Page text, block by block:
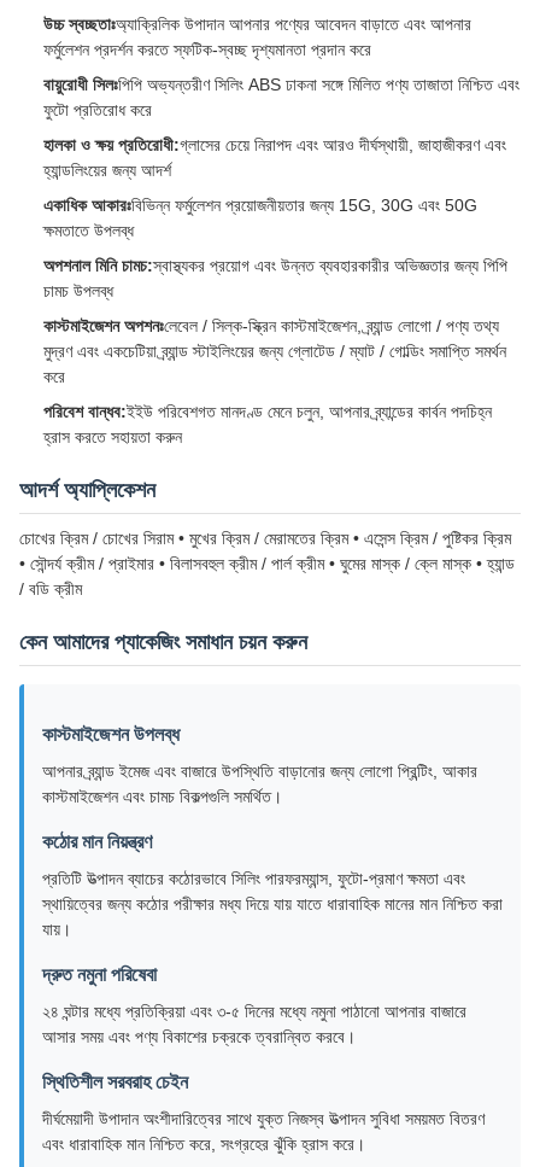
উচ্চ স্বচ্ছতাঃঅ্যাক্রিলিক উপাদান আপনার পণ্যের আবেদন বাড়াতে এবং আপনার
ফর্মুলেশন প্রদর্শন করতে স্ফটিক-স্বচ্ছ দৃশ্যমানতা প্রদান করে
বায়ুরোধী সিলঃপিপি অভ্যন্তরীণ সিলিং ABS ঢাকনা সঙ্গে মিলিত পণ্য তাজাতা নিশ্চিত এবং
ফুটো প্রতিরোধ করে
হালকা ও ক্ষয় প্রতিরোধী:গ্লাসের চেয়ে নিরাপদ এবং আরও দীর্ঘস্থায়ী, জাহাজীকরণ এবং
হ্যান্ডলিংয়ের জন্য আদর্শ
একাধিক আকারঃবিভিন্ন ফর্মুলেশন প্রয়োজনীয়তার জন্য 15G, 30G এবং 50G
ক্ষমতাতে উপলব্ধ
অপশনাল মিনি চামচ:স্বাস্থ্যকর প্রয়োগ এবং উন্নত ব্যবহারকারীর অভিজ্ঞতার জন্য পিপি
চামচ উপলব্ধ
কাস্টমাইজেশন অপশনঃলেবেল / সিল্ক-স্ক্রিন কাস্টমাইজেশন, ব্র্যান্ড লোগো / পণ্য তথ্য
মুদ্রণ এবং একচেটিয়া ব্র্যান্ড স্টাইলিংয়ের জন্য গ্লোটেড / ম্যাট / গোল্ডিং সমাপ্তি সমর্থন
করে
পরিবেশ বান্ধব:ইইউ পরিবেশগত মানদণ্ড মেনে চলুন, আপনার ব্র্যান্ডের কার্বন পদচিহ্ন
হ্রাস করতে সহায়তা করুন
আদর্শ অ্যাপ্লিকেশন
চোখের ক্রিম / চোখের সিরাম • মুখের ক্রিম / মেরামতের ক্রিম • এসেন্স ক্রিম / পুষ্টিকর ক্রিম
• সৌন্দর্য ক্রীম / প্রাইমার • বিলাসবহুল ক্রীম / পার্ল ক্রীম • ঘুমের মাস্ক / ক্লে মাস্ক • হ্যান্ড
/ বডি ক্রীম
কেন আমাদের প্যাকেজিং সমাধান চয়ন করুন
কাস্টমাইজেশন উপলব্ধ
আপনার ব্র্যান্ড ইমেজ এবং বাজারে উপস্থিতি বাড়ানোর জন্য লোগো প্রিন্টিং, আকার
কাস্টমাইজেশন এবং চামচ বিকল্পগুলি সমর্থিত।
কঠোর মান নিয়ন্ত্রণ
প্রতিটি উত্পাদন ব্যাচের কঠোরভাবে সিলিং পারফরম্যান্স, ফুটো-প্রমাণ ক্ষমতা এবং
স্থায়িত্বের জন্য কঠোর পরীক্ষার মধ্য দিয়ে যায় যাতে ধারাবাহিক মানের মান নিশ্চিত করা
যায়।
দ্রুত নমুনা পরিষেবা
২৪ ঘন্টার মধ্যে প্রতিক্রিয়া এবং ৩-৫ দিনের মধ্যে নমুনা পাঠানো আপনার বাজারে
আসার সময় এবং পণ্য বিকাশের চক্রকে ত্বরান্বিত করবে।
স্থিতিশীল সরবরাহ চেইন
দীর্ঘমেয়াদী উপাদান অংশীদারিত্বের সাথে যুক্ত নিজস্ব উত্পাদন সুবিধা সময়মত বিতরণ
এবং ধারাবাহিক মান নিশ্চিত করে, সংগ্রহের ঝুঁকি হ্রাস করে।